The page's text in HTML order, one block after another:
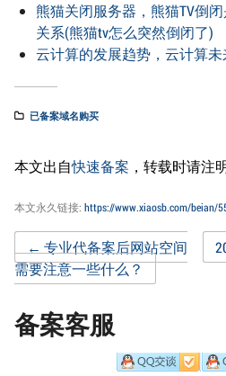
熊猫关闭服务器，熊猫TV倒
关系(熊猫tv怎么突然倒闭了)
云计算的发展趋势，云计算
已备案域名购买
本文出自快速备案 ，转载时请注
本文永久链接: https://www.xiaosb.com/beian/
Post
navigation
← 专业代备案后网站空间
需要注意一些什么？
备案客服